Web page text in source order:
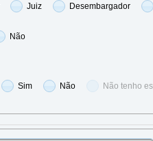
Juiz Desembargador
Não
Sim Não Não tenho